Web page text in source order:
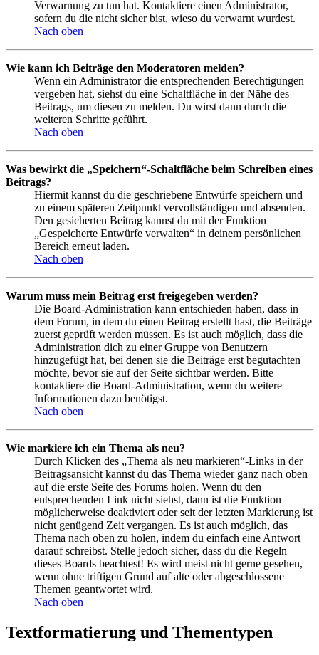
Verwarnung zu tun hat. Kontaktiere einen Administrator,
sofern du die nicht sicher bist, wieso du verwarnt wurdest.
Nach oben
Wie kann ich Beiträge den Moderatoren melden?
Wenn ein Administrator die entsprechenden Berechtigungen
vergeben hat, siehst du eine Schaltfläche in der Nähe des
Beitrags, um diesen zu melden. Du wirst dann durch die
weiteren Schritte geführt.
Nach oben
Was bewirkt die „Speichern“-Schaltfläche beim Schreiben eines
Beitrags?
Hiermit kannst du die geschriebene Entwürfe speichern und
zu einem späteren Zeitpunkt vervollständigen und absenden.
Den gesicherten Beitrag kannst du mit der Funktion
„Gespeicherte Entwürfe verwalten“ in deinem persönlichen
Bereich erneut laden.
Nach oben
Warum muss mein Beitrag erst freigegeben werden?
Die Board-Administration kann entschieden haben, dass in
dem Forum, in dem du einen Beitrag erstellt hast, die Beiträge
zuerst geprüft werden müssen. Es ist auch möglich, dass die
Administration dich zu einer Gruppe von Benutzern
hinzugefügt hat, bei denen sie die Beiträge erst begutachten
möchte, bevor sie auf der Seite sichtbar werden. Bitte
kontaktiere die Board-Administration, wenn du weitere
Informationen dazu benötigst.
Nach oben
Wie markiere ich ein Thema als neu?
Durch Klicken des „Thema als neu markieren“-Links in der
Beitragsansicht kannst du das Thema wieder ganz nach oben
auf die erste Seite des Forums holen. Wenn du den
entsprechenden Link nicht siehst, dann ist die Funktion
möglicherweise deaktiviert oder seit der letzten Markierung ist
nicht genügend Zeit vergangen. Es ist auch möglich, das
Thema nach oben zu holen, indem du einfach eine Antwort
darauf schreibst. Stelle jedoch sicher, dass du die Regeln
dieses Boards beachtest! Es wird meist nicht gerne gesehen,
wenn ohne triftigen Grund auf alte oder abgeschlossene
Themen geantwortet wird.
Nach oben
Textformatierung und Thementypen